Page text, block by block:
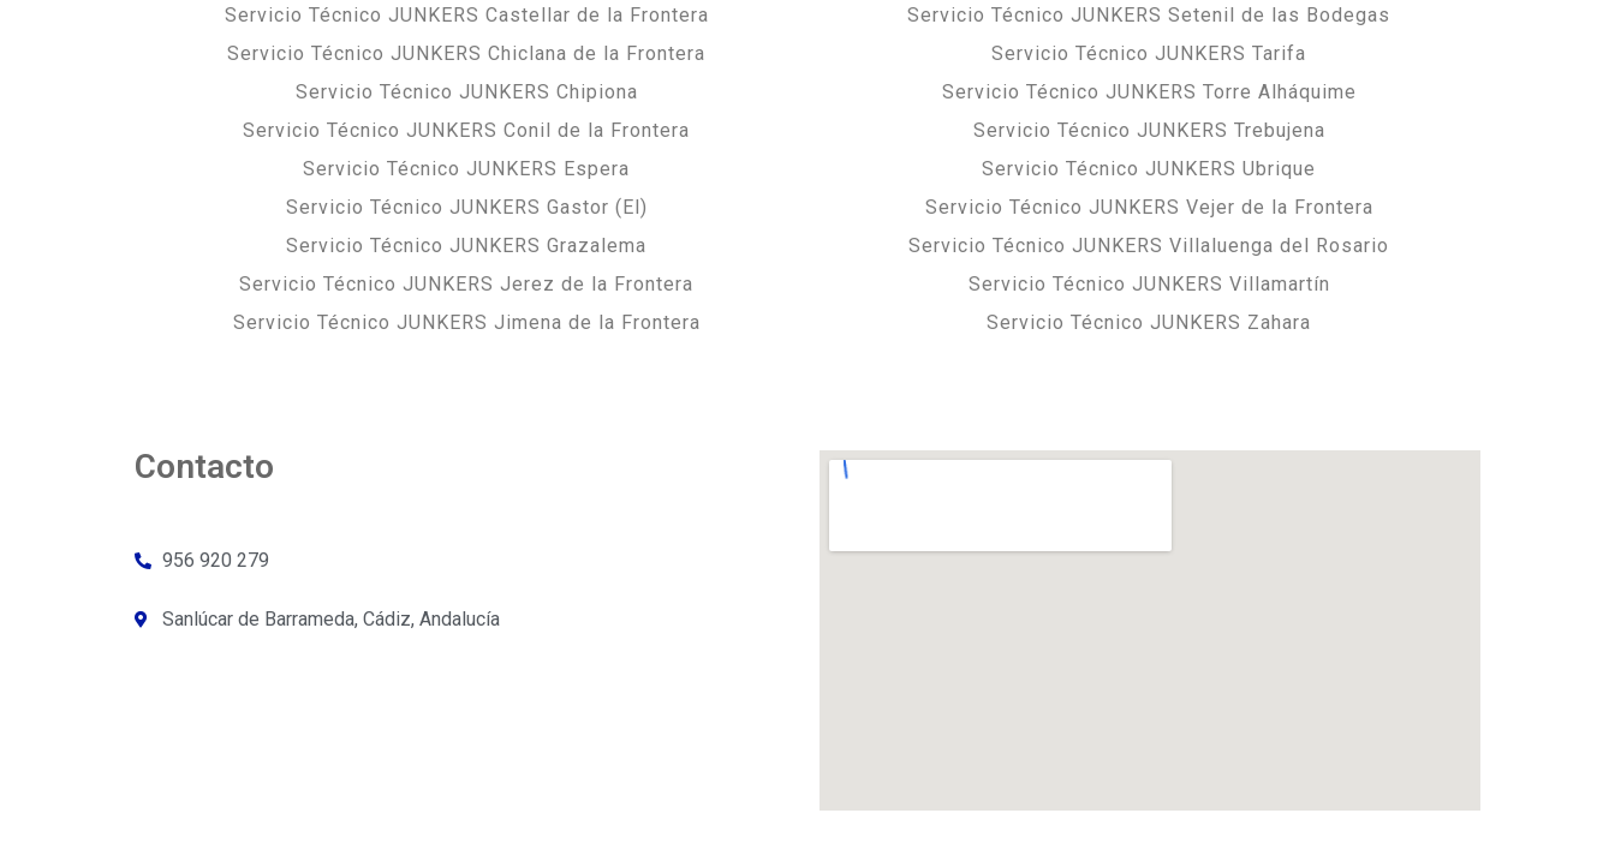
Servicio Técnico JUNKERS Castellar de la Frontera
Servicio Técnico JUNKERS Chiclana de la Frontera
Servicio Técnico JUNKERS Chipiona
Servicio Técnico JUNKERS Conil de la Frontera
Servicio Técnico JUNKERS Espera
Servicio Técnico JUNKERS Gastor (El)
Servicio Técnico JUNKERS Grazalema
Servicio Técnico JUNKERS Jerez de la Frontera
Servicio Técnico JUNKERS Jimena de la Frontera
Servicio Técnico JUNKERS Setenil de las Bodegas
Servicio Técnico JUNKERS Tarifa
Servicio Técnico JUNKERS Torre Alháquime
Servicio Técnico JUNKERS Trebujena
Servicio Técnico JUNKERS Ubrique
Servicio Técnico JUNKERS Vejer de la Frontera
Servicio Técnico JUNKERS Villaluenga del Rosario
Servicio Técnico JUNKERS Villamartín
Servicio Técnico JUNKERS Zahara
Contacto
956 920 279
Sanlúcar de Barrameda, Cádiz, Andalucía